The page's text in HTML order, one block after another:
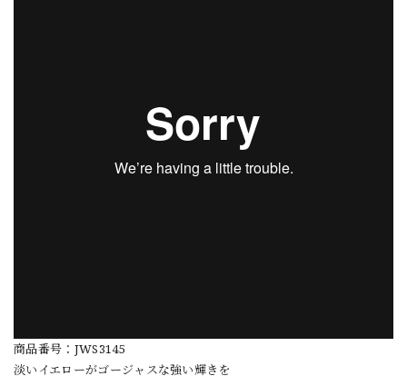
商品番号：JWS3145
淡いイエローがゴージャスな強い輝きを